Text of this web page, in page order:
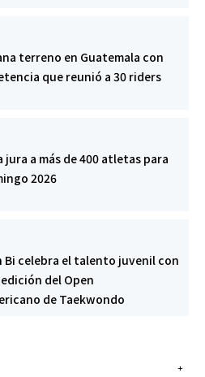
terreno en Guatemala con
que reunió a 30 riders
jura a más de 400 atletas para
2026
Bi celebra el talento juvenil con
del Open
de Taekwondo
+